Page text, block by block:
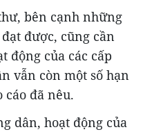
bên cạnh những
được, cũng cần
động của các cấp
vẫn còn một số hạn
cáo đã nêu.
dân, hoạt động của